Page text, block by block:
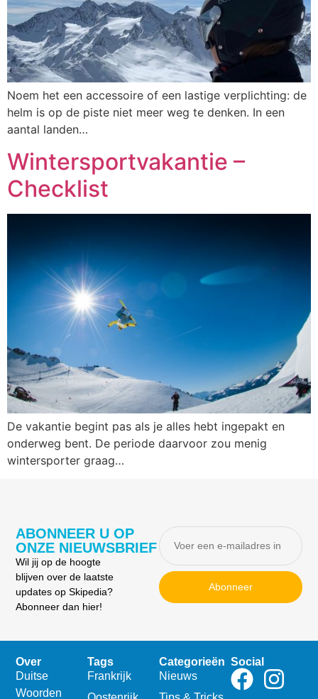
Noem het een accessoire of een lastige verplichting: de
helm is op de piste niet meer weg te denken. In een
aantal landen…
Wintersportvakantie –
Checklist
De vakantie begint pas als je alles hebt ingepakt en
onderweg bent. De periode daarvoor zou menig
wintersporter graag…
ABONNEER U OP
ONZE NIEUWSBRIEF
Wil jij op de hoogte
blijven over de laatste
updates op Skipedia?
Abonneer dan hier!
Abonneer
Over
Duitse
Woorden
Tags
Frankrijk
Categorieën
Nieuws
Social